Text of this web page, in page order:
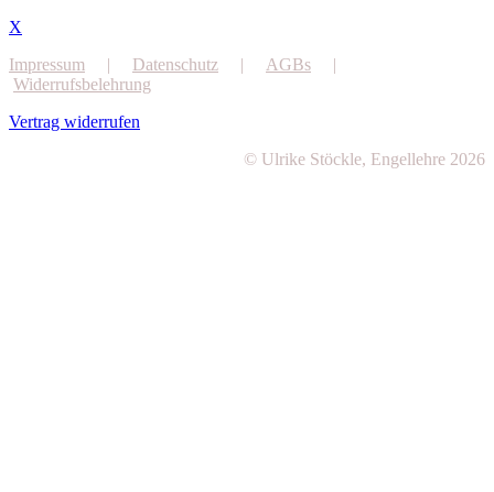
X
Impressum | Datenschutz | AGBs |
Widerrufsbelehrung
Vertrag widerrufen
© Ulrike Stöckle, Engellehre 2026